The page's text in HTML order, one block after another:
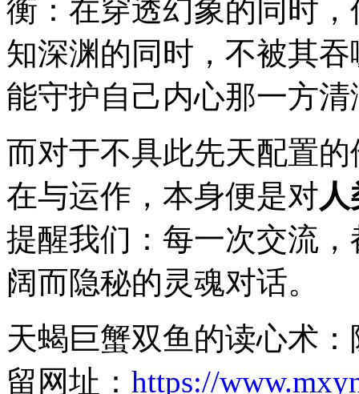
衡：在穿透幻象的同时
知深渊的同时，不被其
能守护自己内心那一方
而对于不具此先天配置
在与运作，本身便是对
提醒我们：每一次交流
阔而隐秘的灵魂对话。
天蝎巨蟹双鱼的读心术
留网址： https://